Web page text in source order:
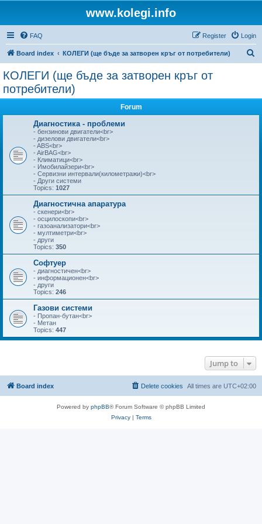
www.kolegi.info
FAQ Login
Register
Board index КОЛЕГИ (ще бъде за затворен кръг от потребители)
КОЛЕГИ (ще бъде за затворен кръг от
потребители)
Forum
Диагностика - проблеми
- бензинови двигатели<br>
- дизелови двигатели<br>
- ABS<br>
- AirBAG<br>
- Климатици<br>
- Имобилайзери<br>
- Сервизни интервали(километражи)<br>
- Други системи
Topics: 1027
Диагностична апаратура
- скенери<br>
- осцилоскопи<br>
- газоанализатори<br>
- мултиметри<br>
- други
Topics: 350
Софтуер
- диагностичен<br>
- информационен<br>
- други
Topics: 246
Газови системи
- Пропан-бутан<br>
- Метан
Topics: 447
Jump to
Board index All times are UTC+02:00
Delete cookies
Powered by phpBB® Forum Software © phpBB Limited
Privacy| Terms